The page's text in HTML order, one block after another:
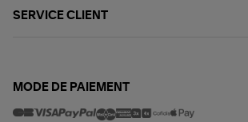
SERVICE CLIENT
MODE DE PAIEMENT